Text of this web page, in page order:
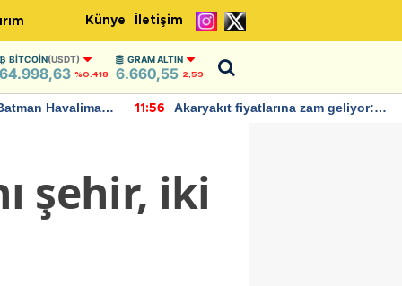
Künye İletişim
BITCOIN(USDT)
64.998,63 %0.418
GRAM ALTIN
6.660,55 2,59
Havalimanı
11:56
Akaryakıt fiyatlarına zam geliyor:
şehir, iki